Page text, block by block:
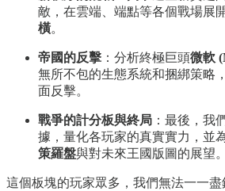
敵，在雲端、端點等各個戰場展
橫。
帝國的反擊 ：分析終極巨頭微軟
無所不包的生態系統和捆綁策略
面反擊。
戰爭的計分板與終局 ：最後，我
據，量化各玩家的真實實力，並
策羅盤與對未來王國版圖的展望。
這個板塊的玩家眾多，我們無法一一